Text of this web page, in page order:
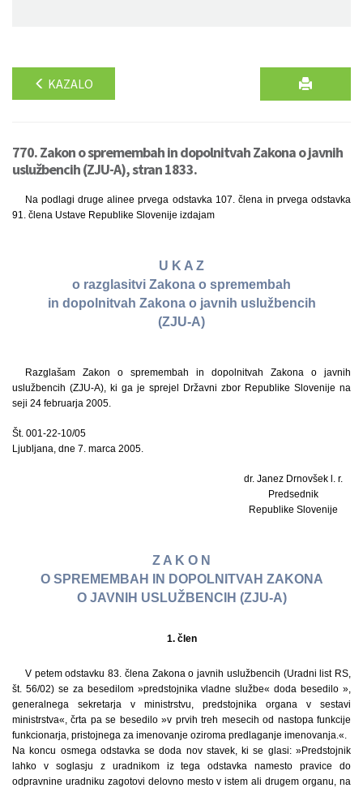
KAZALO
770. Zakon o spremembah in dopolnitvah Zakona o javnih
uslužbencih (ZJU-A), stran 1833.
Na podlagi druge alinee prvega odstavka 107. člena in prvega odstavka
91. člena Ustave Republike Slovenije izdajam
U K A Z
o razglasitvi Zakona o spremembah
in dopolnitvah Zakona o javnih uslužbencih
(ZJU-A)
Razglašam Zakon o spremembah in dopolnitvah Zakona o javnih
uslužbencih (ZJU-A), ki ga je sprejel Državni zbor Republike Slovenije na
seji 24 februarja 2005.
Št. 001-22-10/05
Ljubljana, dne 7. marca 2005.
dr. Janez Drnovšek l. r.
Predsednik
Republike Slovenije
Z A K O N
O SPREMEMBAH IN DOPOLNITVAH ZAKONA
O JAVNIH USLUŽBENCIH (ZJU-A)
1. člen
V petem odstavku 83. člena Zakona o javnih uslužbencih (Uradni list RS,
št. 56/02) se za besedilom »predstojnika vladne službe« doda besedilo »,
generalnega sekretarja v ministrstvu, predstojnika organa v sestavi
ministrstva«, črta pa se besedilo »v prvih treh mesecih od nastopa funkcije
funkcionarja, pristojnega za imenovanje oziroma predlaganje imenovanja.«.
Na koncu osmega odstavka se doda nov stavek, ki se glasi: »Predstojnik
lahko v soglasju z uradnikom iz tega odstavka namesto pravice do
odpravnine uradniku zagotovi delovno mesto v istem ali drugem organu, na